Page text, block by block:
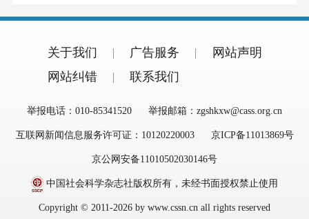
关于我们 广告服务
网站声明
网站纠错
联系我们
举报电话：010-85341520 举报邮箱：zgshkxw@cass.org.cn
互联网新闻信息服务许可证：10120220003 京ICP备11013869号
京公网安备11010502030146号
中国社会科学杂志社版权所有，未经书面授权禁止使用
Copyright © 2011-2026 by www.cssn.cn all rights reserved